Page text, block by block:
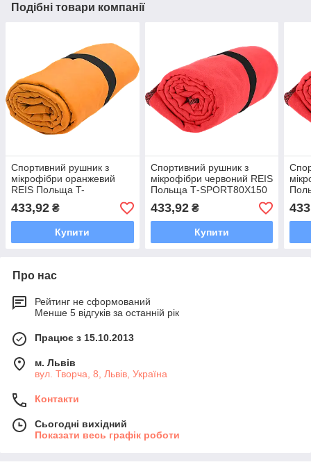
Подібні товари компанії
Спортивний рушник з
мікрофібри оранжевий
REIS Польща T-
SPORT80X150 P
433,92 ₴
Купити
Спортивний рушник з
мікрофібри червоний REIS
Польща Т-SPORT80X150
C
433,92₴
Купити
C
Про нас
Рейтинг не сформований
Менше 5 відгуків за останній рік
Працює з 15.10.2013
м. Львів
вул. Творча, 8, Львів, Україна
Контакти
Сьогодні вихідний
Показати весь графік роботи